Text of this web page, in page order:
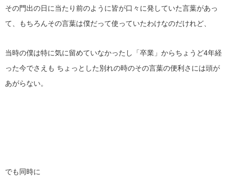
その門出の日に当たり前のように皆が口々に発していた言葉があっ
て、もちろんその言葉は僕だって使っていたわけなのだけれど、
当時の僕は特に気に留めていなかったし「卒業」からちょうど4年経
った今でさえも ちょっとした別れの時のその言葉の便利さには頭が
あがらない。
でも同時に